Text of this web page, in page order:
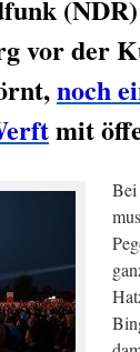
vor der
noch
mit
Bei